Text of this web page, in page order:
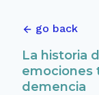
go back
La historia
emociones
demencia